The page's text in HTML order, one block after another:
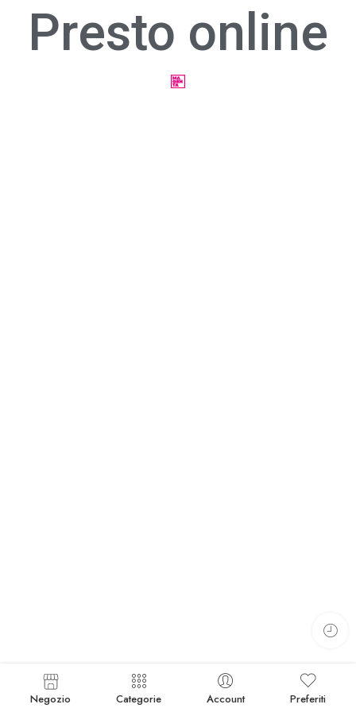
Presto online
Negozio Categorie Account Preferiti